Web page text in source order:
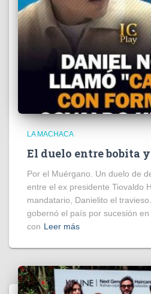
LA MACHACA
El duelo entre bobita
Por el Muérgano. Un duelo de
entre el ex presidente Tiovaldo
mandatario, Danielito el
gobernó el país por sucesión
con Leer más